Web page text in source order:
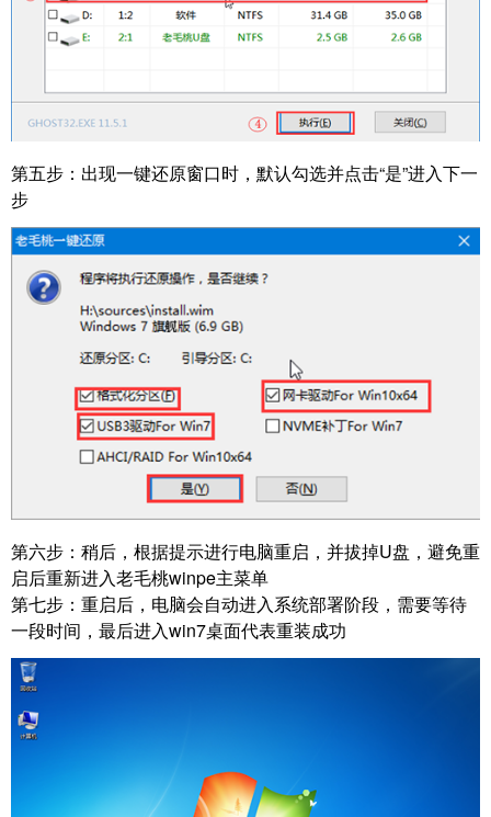
第五步： 出现一键还原窗口时，默认勾选并点击“是”进入下一
步
第六步： 稍后，根据提示进行电脑重启，并拔掉U盘，避免重
启后重新进入老毛桃winpe主菜单
第七步： 重启后，电脑会自动进入系统部署阶段，需要等待
一段时间，最后进入win7桌面代表重装成功